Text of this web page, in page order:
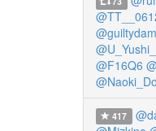
@F16Q6
417